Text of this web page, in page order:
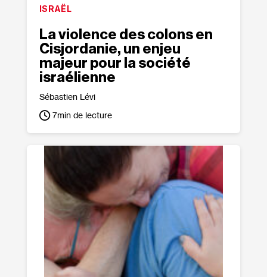
ISRAËL
La violence des colons en
Cisjordanie, un enjeu
majeur pour la société
israélienne
Sébastien Lévi
7min de lecture